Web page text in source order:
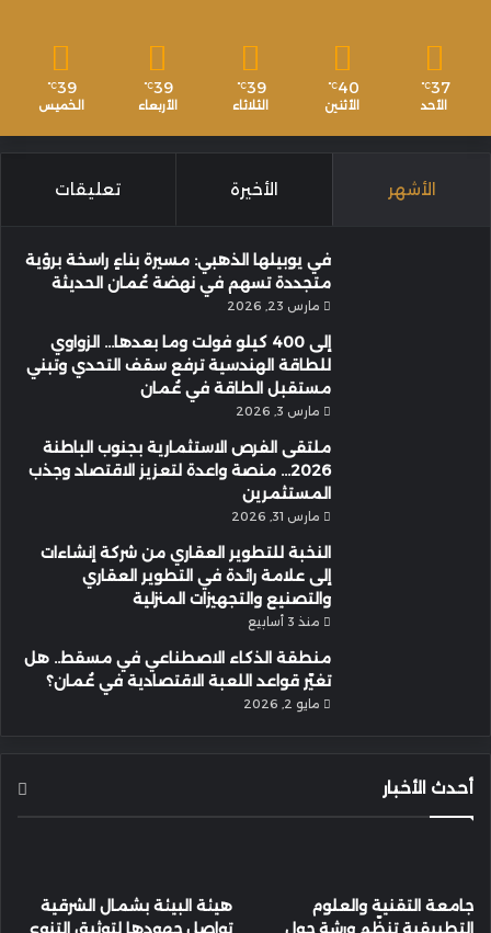
37
℃
الأحد
40
℃
الأثنين
39
℃
الثلاثاء
39
℃
الأربعاء
39
℃
الخميس
الأشهر الأخيرة تعليقات
في يوبيلها الذهبي: مسيرة بناءٍ راسخة برؤية
متجددة تسهم في نهضة عُمان الحديثة
مارس 23, 2026
إلى 400 كيلو فولت وما بعدها… الزواوي
للطاقة الهندسية ترفع سقف التحدي وتبني
مستقبل الطاقة في عُمان
مارس 3, 2026
ملتقى الفرص الاستثمارية بجنوب الباطنة
2026… منصة واعدة لتعزيز الاقتصاد وجذب
المستثمرين
مارس 31, 2026
النخبة للتطوير العقاري من شركة إنشاءات
إلى علامة رائدة في التطوير العقاري
والتصنيع والتجهيزات المنزلية
منذ 3 أسابيع
منطقة الذكاء الاصطناعي في مسقط.. هل
تغيّر قواعد اللعبة الاقتصادية في عُمان؟
مايو 2, 2026
أحدث الأخبار
جامعة التقنية والعلوم
التطبيقية تنظّم ورشة حول
هيئة البيئة بشمال الشرقية
تواصل جهودها لتوثيق التنوع